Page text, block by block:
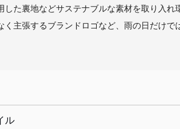
た裏地などサステナブルな素材を取り入れ
主張するブランドロゴなど、雨の日だけで
ル